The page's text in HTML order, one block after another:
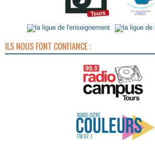
ILS NOUS FONT CONFIANCE :